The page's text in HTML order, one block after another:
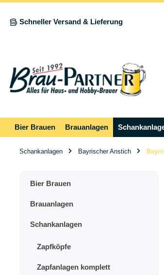
Schneller Versand & Lieferung
Bier Brauen Brauanlagen
Schankanlagen Bayrischer Anstich
Bier Brauen
Brauanlagen
Schankanlagen
Zapfköpfe
Zapfanlagen komplett